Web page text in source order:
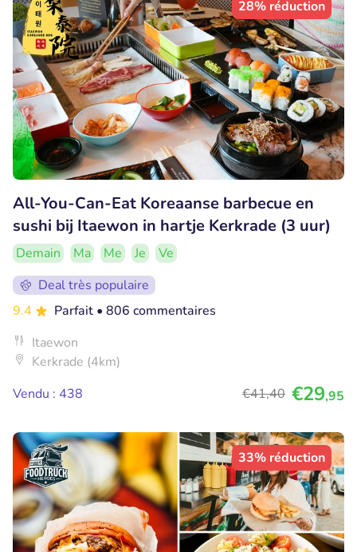
28% réduction
All-You-Can-Eat Koreaanse barbecue en
sushi bij Itaewon in hartje Kerkrade (3 uur)
Demain Ma Me Je
Ve
Deal très populaire
9.4
Parfait • 806 commentaires
Itaewon
Kerkrade (4km)
Vendu : 438
€41,40 €29,95
33% réduction